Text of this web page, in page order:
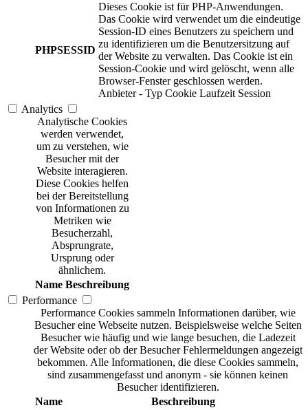
PHPSESSID
Dieses Cookie ist für PHP-Anwendungen.
Das Cookie wird verwendet um die eindeutige
Session-ID eines Benutzers zu speichern und
zu identifizieren um die Benutzersitzung auf
der Website zu verwalten. Das Cookie ist ein
Session-Cookie und wird gelöscht, wenn alle
Browser-Fenster geschlossen werden.
Anbieter - Typ Cookie Laufzeit Session
Analytics
Analytische Cookies
werden verwendet,
um zu verstehen, wie
Besucher mit der
Website interagieren.
Diese Cookies helfen
bei der Bereitstellung
von Informationen zu
Metriken wie
Besucherzahl,
Absprungrate,
Ursprung oder
ähnlichem.
Name Beschreibung
Performance
Performance Cookies sammeln Informationen darüber, wie
Besucher eine Webseite nutzen. Beispielsweise welche Seiten
Besucher wie häufig und wie lange besuchen, die Ladezeit
der Website oder ob der Besucher Fehlermeldungen angezeigt
bekommen. Alle Informationen, die diese Cookies sammeln,
sind zusammengefasst und anonym - sie können keinen
Besucher identifizieren.
Name
Beschreibung